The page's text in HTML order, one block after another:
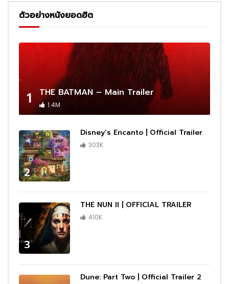
ตัวอย่างหนังยอดฮิต
1 THE BATMAN – Main Trailer
1.4M
2
Disney’s Encanto | Official Trailer
303K
3
THE NUN II | OFFICIAL TRAILER
410K
Dune: Part Two | Official Trailer 2